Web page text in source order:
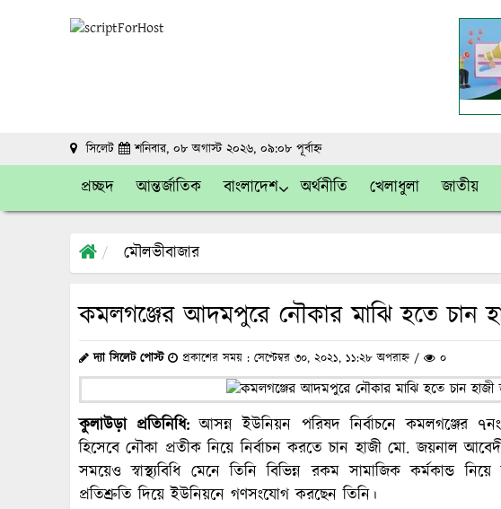
সিলেট শনিবার, ০৮ অগাস্ট ২০২৬, ০৯:০৮ পূর্বাহ্ন
প্রচ্ছদ আন্তর্জাতিক বাংলাদেশ অর্থনীতি খেলাধুলা জাতীয়
মৌলভীবাজার
কমলগঞ্জের আদমপুরে নৌকার মাঝি হতে চান
দ্যা সিলেট পোস্ট প্রকাশের সময় : সেপ্টেম্বর ৩০, ২০২১, ১১:২৮ অপরাহ্ন / ০
কুলাউড়া প্রতিনিধি: আসন্ন ইউনিয়ন পরিষদ নির্বাচনে কমলগঞ্জের
হিসেবে নৌকা প্রতীক নিয়ে নির্বাচন করতে চান হাজী মো. জয়নাল
সময়েও স্বাস্থ্যবিধি মেনে তিনি বিভিন্ন রকম সামাজিক কর্মকান্ড
প্রতিশ্রুতি দিয়ে ইউনিয়নে গণসংযোগ করছেন তিনি।